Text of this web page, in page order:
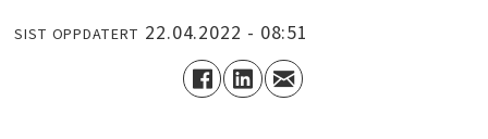
SIST OPPDATERT 22.04.2022 - 08:51